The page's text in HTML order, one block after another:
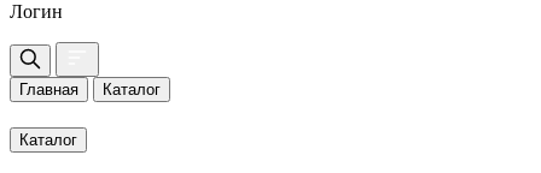
Логин
Главная Каталог
Каталог